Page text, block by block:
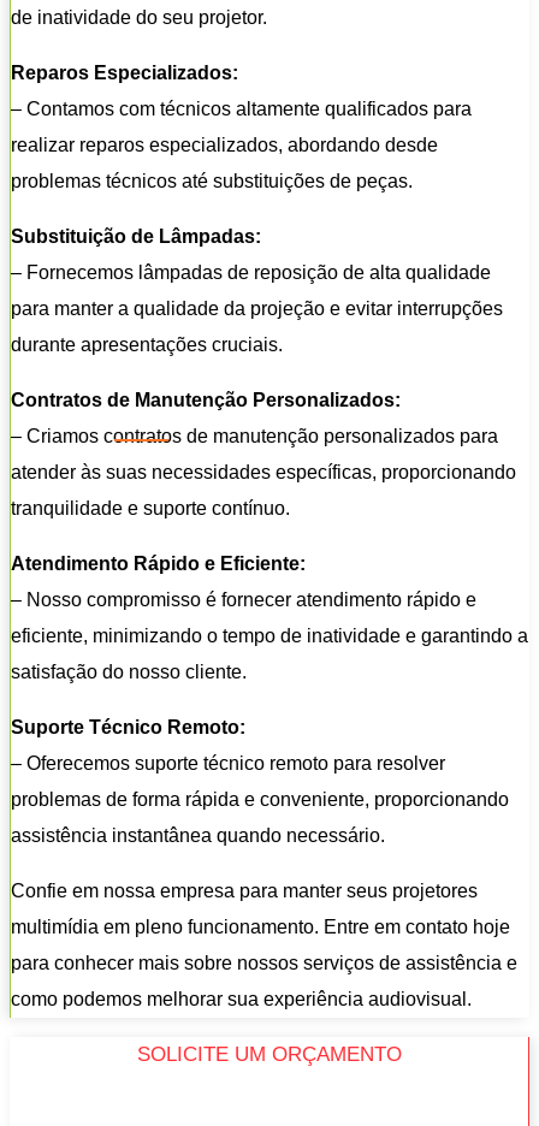
de inatividade do seu projetor.
Reparos Especializados:
– Contamos com técnicos altamente qualificados para
realizar reparos especializados, abordando desde
problemas técnicos até substituições de peças.
Substituição de Lâmpadas:
– Fornecemos lâmpadas de reposição de alta qualidade
para manter a qualidade da projeção e evitar interrupções
durante apresentações cruciais.
Contratos de Manutenção Personalizados:
– Criamos contratos de manutenção personalizados para
atender às suas necessidades específicas, proporcionando
tranquilidade e suporte contínuo.
Atendimento Rápido e Eficiente:
– Nosso compromisso é fornecer atendimento rápido e
eficiente, minimizando o tempo de inatividade e garantindo a
satisfação do nosso cliente.
Suporte Técnico Remoto:
– Oferecemos suporte técnico remoto para resolver
problemas de forma rápida e conveniente, proporcionando
assistência instantânea quando necessário.
Confie em nossa empresa para manter seus projetores
multimídia em pleno funcionamento. Entre em contato hoje
para conhecer mais sobre nossos serviços de assistência e
como podemos melhorar sua experiência audiovisual.
SOLICITE UM ORÇAMENTO